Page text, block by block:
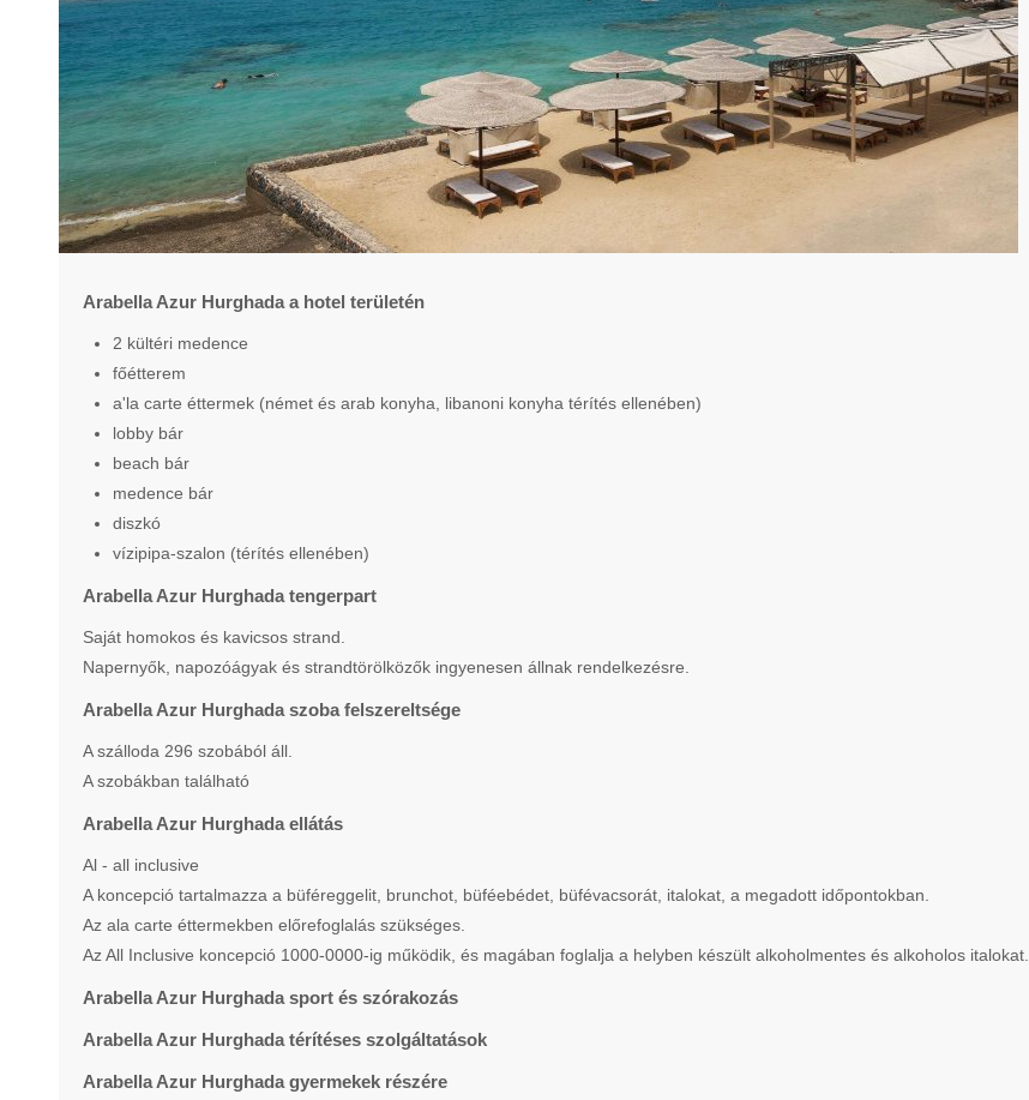
Arabella Azur Hurghada a hotel területén
2 kültéri medence
főétterem
a'la carte éttermek (német és arab konyha, libanoni konyha térítés ellenében)
lobby bár
beach bár
medence bár
diszkó
vízipipa-szalon (térítés ellenében)
Arabella Azur Hurghada tengerpart
Saját homokos és kavicsos strand.
Napernyők, napozóágyak és strandtörölközők ingyenesen állnak rendelkezésre.
Arabella Azur Hurghada szoba felszereltsége
A szálloda 296 szobából áll.
A szobákban található
Arabella Azur Hurghada ellátás
Al - all inclusive
A koncepció tartalmazza a büféreggelit, brunchot, büféebédet, büfévacsorát, italokat, a megadott időpontokban.
Az ala carte éttermekben előrefoglalás szükséges.
Az All Inclusive koncepció 1000-0000-ig működik, és magában foglalja a helyben készült alkoholmentes és alkoholos italokat.
Arabella Azur Hurghada sport és szórakozás
Arabella Azur Hurghada térítéses szolgáltatások
Arabella Azur Hurghada gyermekek részére